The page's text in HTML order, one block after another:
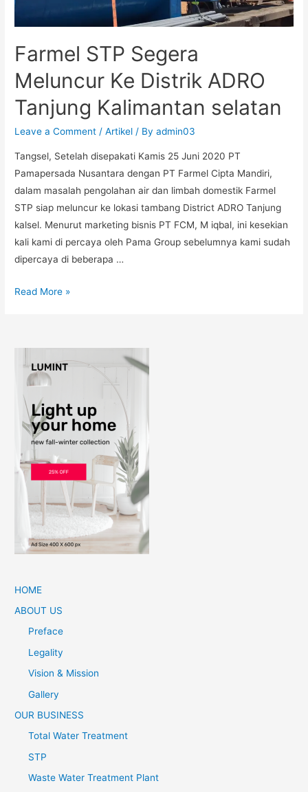
Farmel STP Segera
Meluncur Ke Distrik ADRO
Tanjung Kalimantan selatan
Leave a Comment /Artikel / Byadmin03
Tangsel, Setelah disepakati Kamis 25 Juni 2020 PT
Pamapersada Nusantara dengan PT Farmel Cipta Mandiri,
dalam masalah pengolahan air dan limbah domestik Farmel
STP siap meluncur ke lokasi tambang District ADRO Tanjung
kalsel. Menurut marketing bisnis PT FCM, M iqbal, ini kesekian
kali kami di percaya oleh Pama Group sebelumnya kami sudah
dipercaya di beberapa …
Read More »
HOME
ABOUT US
Preface
Legality
Vision & Mission
Gallery
OUR BUSINESS
Total Water Treatment
STP
Waste Water Treatment Plant